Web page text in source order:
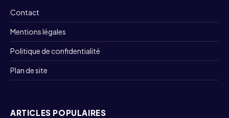
Contact
Mentions légales
Politique de confidentialité
Plan de site
ARTICLES POPULAIRES